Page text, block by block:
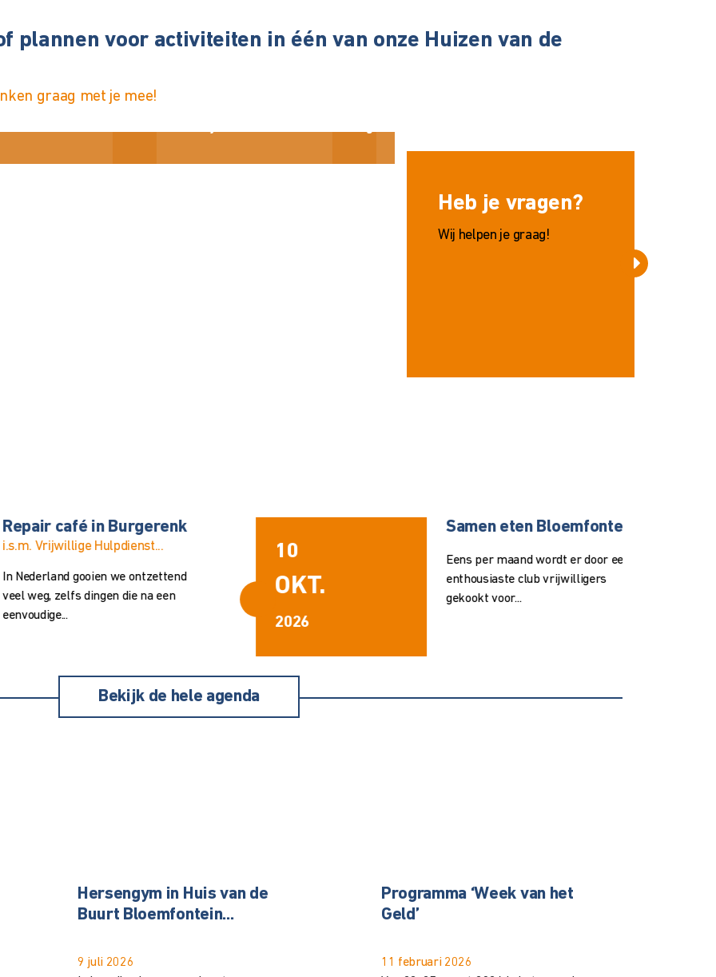
plannen voor activiteiten in één van onze Huizen van de
graag met je mee!
Heb je vragen?
Wij helpen je graag!
12
OKT.
2026
van de Buurt...
GewoonSamen is een plek waar
mensen met of zonder beperking
elkaar kunnen...
19
OKT.
Bekijk de hele agenda
Hersengym in Huis van de
Buurt Bloemfontein...
9 juli 2026
Programma ‘Week van het
Geld’
11 februari 2026